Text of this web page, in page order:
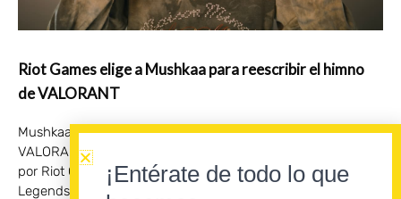
Riot Games elige a Mushkaa para reescribir el himno
de VALORANT
Mushkaa reinterpreta «Villain (Take the Shot)» para
VALORANT, el videojuego táctico competitivo desarrollado
por Riot Games, compañía creadora de «League of
Legends» . El remix acompañará las finales regionales del
¡Entérate de todo lo que